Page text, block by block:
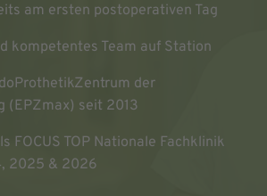
am ersten postoperativen Tag
kompetentes Team auf Station
der
(EPZmax) seit 2013
FOCUS TOP Nationale Fachklinik
2025 & 2026